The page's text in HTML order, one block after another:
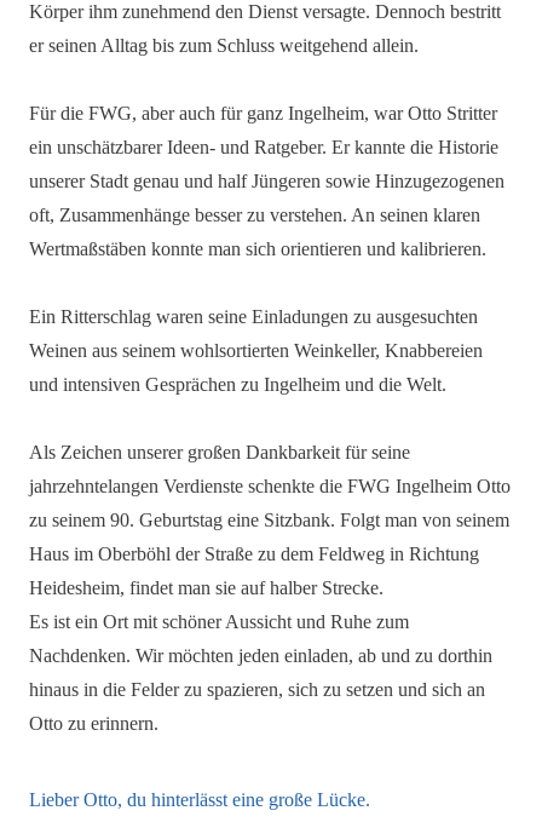
Körper ihm zunehmend den Dienst versagte. Dennoch bestritt
er seinen Alltag bis zum Schluss weitgehend allein.
Für die FWG, aber auch für ganz Ingelheim, war Otto Stritter
ein unschätzbarer Ideen- und Ratgeber. Er kannte die Historie
unserer Stadt genau und half Jüngeren sowie Hinzugezogenen
oft, Zusammenhänge besser zu verstehen. An seinen klaren
Wertmaßstäben konnte man sich orientieren und kalibrieren.
Ein Ritterschlag waren seine Einladungen zu ausgesuchten
Weinen aus seinem wohlsortierten Weinkeller, Knabbereien
und intensiven Gesprächen zu Ingelheim und die Welt.
Als Zeichen unserer großen Dankbarkeit für seine
jahrzehntelangen Verdienste schenkte die FWG Ingelheim Otto
zu seinem 90. Geburtstag eine Sitzbank. Folgt man von seinem
Haus im Oberböhl der Straße zu dem Feldweg in Richtung
Heidesheim, findet man sie auf halber Strecke.
Es ist ein Ort mit schöner Aussicht und Ruhe zum
Nachdenken. Wir möchten jeden einladen, ab und zu dorthin
hinaus in die Felder zu spazieren, sich zu setzen und sich an
Otto zu erinnern.
Lieber Otto, du hinterlässt eine große Lücke.